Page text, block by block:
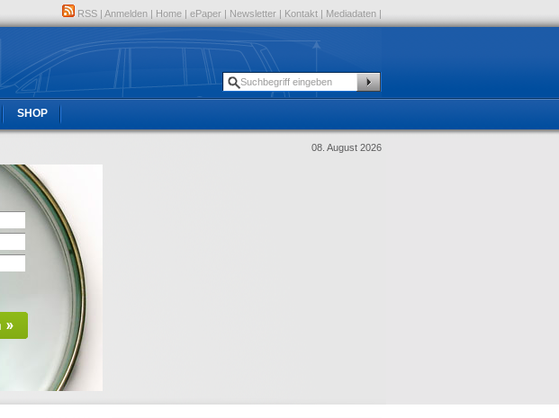
RSS | Anmelden | Home | ePaper | Newsletter | Kontakt | Mediadaten |
SHOP
08. August 2026